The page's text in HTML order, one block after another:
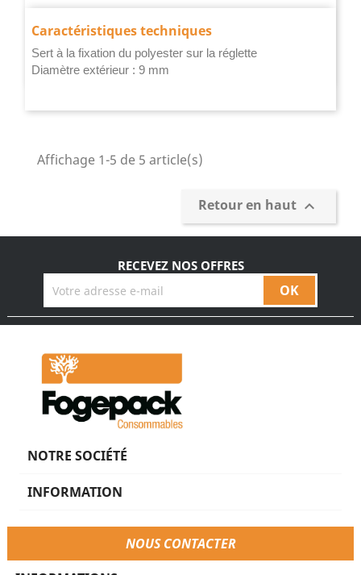
Caractéristiques techniques
Sert à la fixation du polyester sur la réglette
Diamètre extérieur : 9 mm
Affichage 1-5 de 5 article(s)
Retour en haut 
RECEVEZ NOS OFFRES
NOTRE SOCIÉTÉ
INFORMATION
NOUS CONTACTER